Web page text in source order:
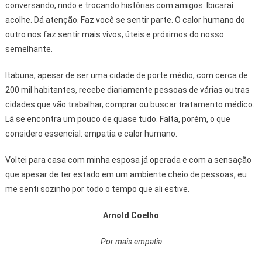
conversando, rindo e trocando histórias com amigos. Ibicaraí
acolhe. Dá atenção. Faz você se sentir parte. O calor humano do
outro nos faz sentir mais vivos, úteis e próximos do nosso
semelhante.
Itabuna, apesar de ser uma cidade de porte médio, com cerca de
200 mil habitantes, recebe diariamente pessoas de várias outras
cidades que vão trabalhar, comprar ou buscar tratamento médico.
Lá se encontra um pouco de quase tudo. Falta, porém, o que
considero essencial: empatia e calor humano.
Voltei para casa com minha esposa já operada e com a sensação
que apesar de ter estado em um ambiente cheio de pessoas, eu
me senti sozinho por todo o tempo que ali estive.
Arnold Coelho
Por mais empatia